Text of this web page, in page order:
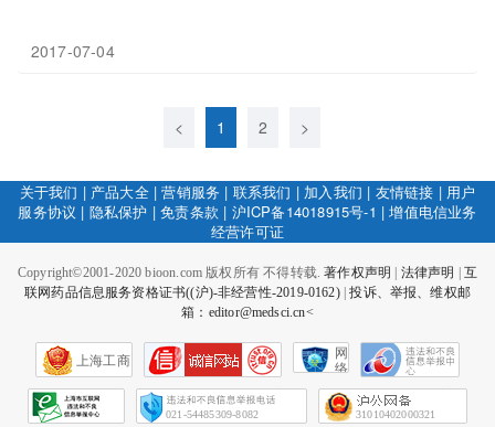
2017-07-04
< 1 2 >
关于我们 | 产品大全|营销服务 | 联系我们 | 加入我们 | 友情链接 | 用户
服务协议 | 隐私保护 |免责条款 | 沪ICP备14018915号-1 |增值电信业务
经营许可证
Copyright©2001-2020 bioon.com 版权所有 不得转载.著作权声明 法律声明
互
联网药品信息服务资格证书((沪)-非经营性-2019-0162)|投诉、举报、维权邮
箱：editor@medsci.cn<
上海工商
网
络
会
征
021-54485309-8082 31010402000321